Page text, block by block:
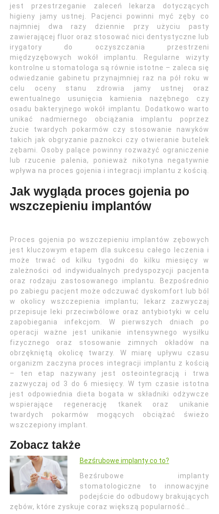
jest przestrzeganie zaleceń lekarza dotyczących
higieny jamy ustnej. Pacjenci powinni myć zęby co
najmniej dwa razy dziennie przy użyciu pasty
zawierającej fluor oraz stosować nici dentystyczne lub
irygatory do oczyszczania przestrzeni
międzyzębowych wokół implantu. Regularne wizyty
kontrolne u stomatologa są równie istotne – zaleca się
odwiedzanie gabinetu przynajmniej raz na pół roku w
celu oceny stanu zdrowia jamy ustnej oraz
ewentualnego usunięcia kamienia nazębnego czy
osadu bakteryjnego wokół implantu. Dodatkowo warto
unikać nadmiernego obciążania implantu poprzez
żucie twardych pokarmów czy stosowanie nawyków
takich jak obgryzanie paznokci czy otwieranie butelek
zębami. Osoby palące powinny rozważyć ograniczenie
lub rzucenie palenia, ponieważ nikotyna negatywnie
wpływa na proces gojenia i integracji implantu z kością.
Jak wygląda proces gojenia po
wszczepieniu implantów
Proces gojenia po wszczepieniu implantów zębowych
jest kluczowym etapem dla sukcesu całego leczenia i
może trwać od kilku tygodni do kilku miesięcy w
zależności od indywidualnych predyspozycji pacjenta
oraz rodzaju zastosowanego implantu. Bezpośrednio
po zabiegu pacjent może odczuwać dyskomfort lub ból
w okolicy wszczepienia implantu; lekarz zazwyczaj
przepisuje leki przeciwbólowe oraz antybiotyki w celu
zapobiegania infekcjom. W pierwszych dniach po
operacji ważne jest unikanie intensywnego wysiłku
fizycznego oraz stosowanie zimnych okładów na
obrzękniętą okolicę twarzy. W miarę upływu czasu
organizm zaczyna proces integracji implantu z kością
– ten etap nazywany jest osteointegracją i trwa
zazwyczaj od 3 do 6 miesięcy. W tym czasie istotna
jest odpowiednia dieta bogata w składniki odżywcze
wspierające regenerację tkanek oraz unikanie
twardych pokarmów mogących obciążać świeżo
wszczepiony implant.
Zobacz także
Bezśrubowe implanty co to?
Bezśrubowe implanty
stomatologiczne to innowacyjne
podejście do odbudowy brakujących
zębów, które zyskuje coraz większą popularność…